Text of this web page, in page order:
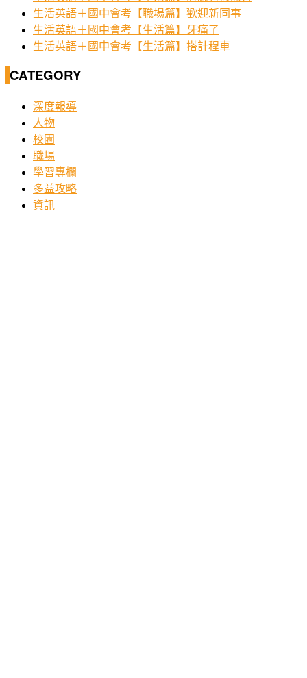
生活英語＋國中會考【職場篇】歡迎新同事
生活英語＋國中會考【生活篇】牙痛了
生活英語＋國中會考【生活篇】搭計程車
CATEGORY
深度報導
人物
校園
職場
學習專欄
多益攻略
資訊